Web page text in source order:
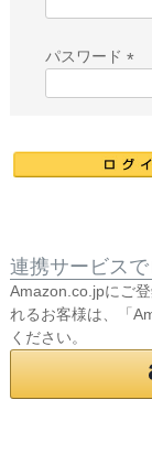
パスワード
)
連携サービス
Amazon.co.jpにご
れるお客様は、「
ください。